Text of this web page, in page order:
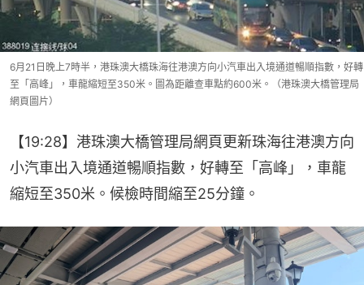
6月21日晚上7時半，港珠澳大橋珠海往港澳方向小汽車出入境通道暢順指數，好轉
至「高峰」，車龍縮短至350米。圖為距離查車點約600米。（港珠澳大橋管理局
網頁圖片）
【19:28】港珠澳大橋管理局網頁更新珠海往港澳方向
小汽車出入境通道暢順指數，好轉至「高峰」，車龍
縮短至350米。候檢時間縮至25分鐘。